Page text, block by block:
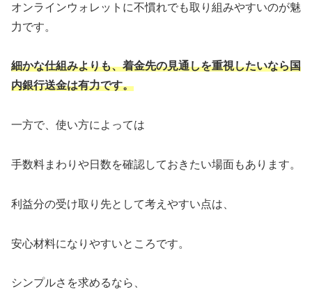
オンラインウォレットに不慣れでも取り組みやすいのが魅
力です。
細かな仕組みよりも、着金先の見通しを重視したいなら国
内銀行送金は有力です。
一方で、使い方によっては
手数料まわりや日数を確認しておきたい場面もあります。
利益分の受け取り先として考えやすい点は、
安心材料になりやすいところです。
シンプルさを求めるなら、